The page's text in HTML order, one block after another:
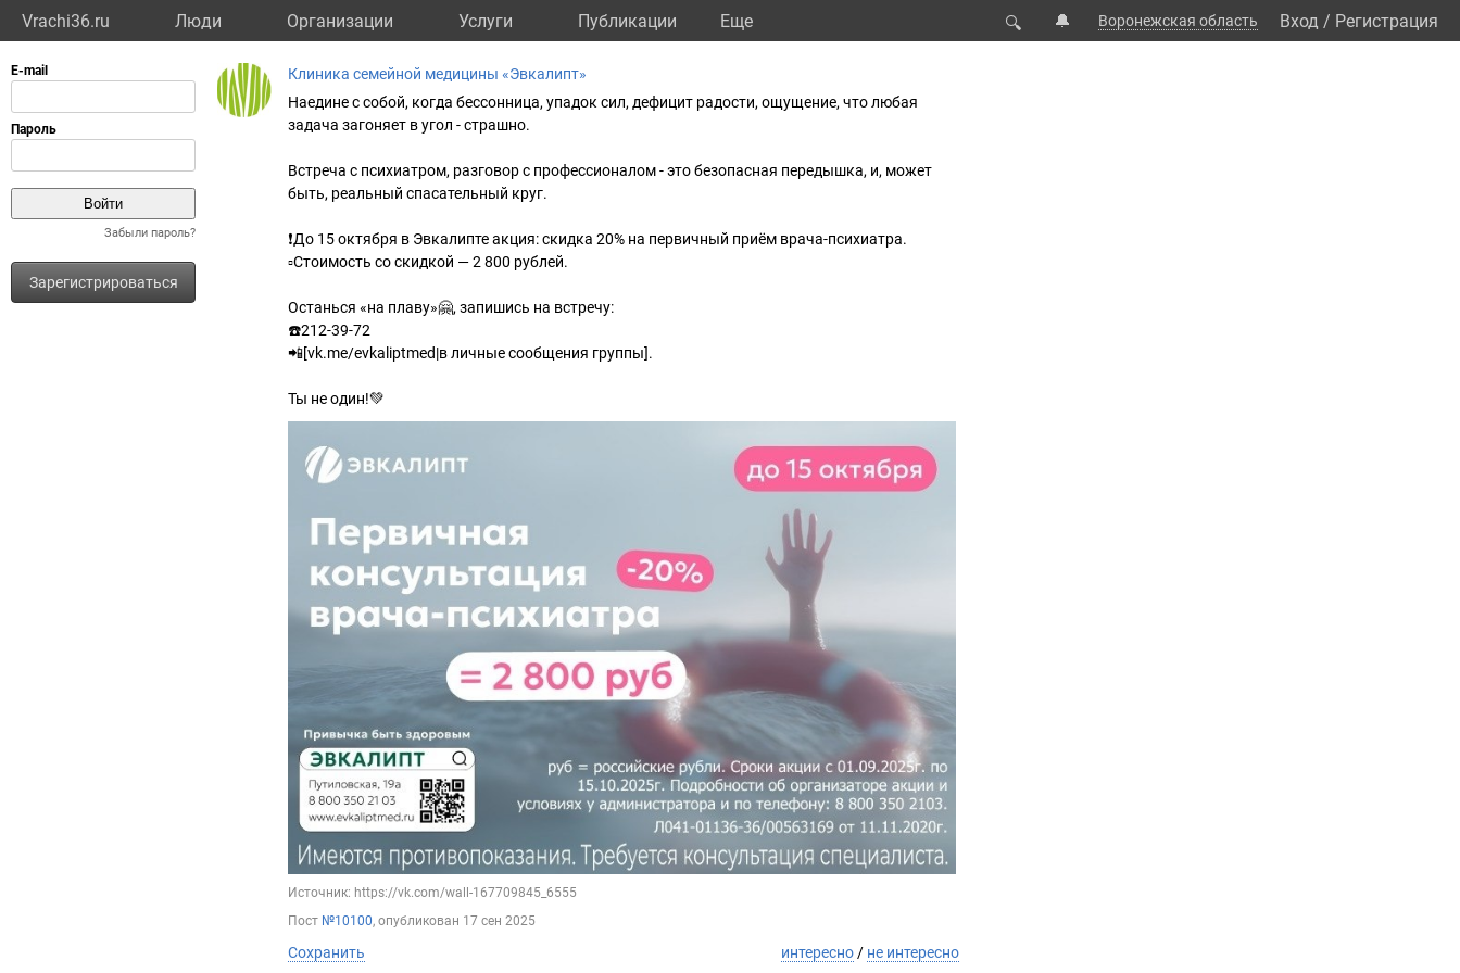
Vrachi36.ru Люди Организации Услуги Публикации Eще 🔍 🔔 Воронежская область Вход / Регистрация
Забыли пароль?
Зарегистрироваться
Клиника семейной медицины «Эвкалипт»
Наедине с собой, когда бессонница, упадок сил, дефицит радости, ощущение, что любая
задача загоняет в угол - страшно.
Встреча с психиатром, разговор с профессионалом - это безопасная передышка, и, может
быть, реальный спасательный круг.
❗️До 15 октября в Эвкалипте акция: скидка 20% на первичный приём врача-психиатра.
▫️Стоимость со скидкой — 2 800 рублей.
Останься «на плаву»🤗, запишись на встречу:
☎️212-39-72
📲[vk.me/evkaliptmed|в личные сообщения группы].
Ты не один!💚
Источник: https://vk.com/wall-167709845_6555
Пост №10100, опубликован 17 сен 2025
Сохранить интересно / не интересно